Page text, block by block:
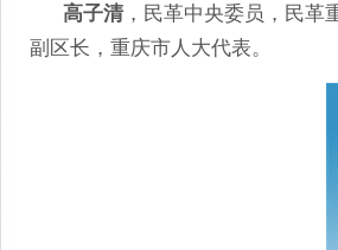
高子清 ，民革中央委员，民革
副区长，重庆市人大代表。